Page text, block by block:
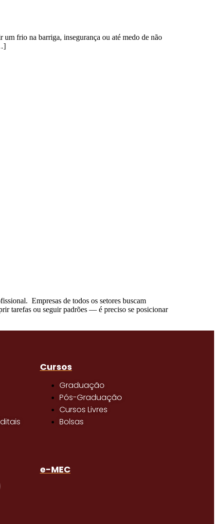
frio na barriga, insegurança ou até medo de não
Empresas de todos os setores buscam
tarefas ou seguir padrões — é preciso se posicionar
Cursos
Graduação
Pós-Graduação
Cursos Livres
Bolsas
e-MEC